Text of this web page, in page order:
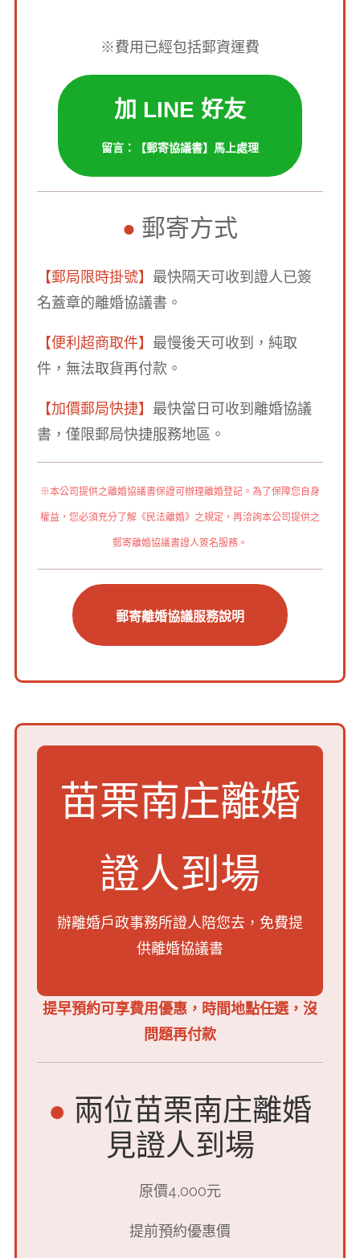
※費用已經包括郵資運費
加 LINE 好友
留言：【郵寄協議書】馬上處理
● 郵寄方式
【郵局限時掛號】 最快隔天可收到證人已簽
名蓋章的離婚協議書。
【便利超商取件】 最慢後天可收到，純取
件，無法取貨再付款。
【加價郵局快捷】 最快當日可收到離婚協議
書，僅限郵局快捷服務地區。
※本公司提供之離婚協議書保證可辦理離婚登記。為了保障您自身
權益，您必須充分了解《民法離婚》之規定，再洽詢本公司提供之
郵寄離婚協議書證人簽名服務。
郵寄離婚協議服務說明
苗栗南庄離婚
證人到場
辦離婚戶政事務所證人陪您去， 免費提
供離婚協議書
提早預約可享費用優惠，時間地點任選，沒
問題再付款
● 兩位苗栗南庄離婚
見證人到場
原價4,000元
提前預約優惠價